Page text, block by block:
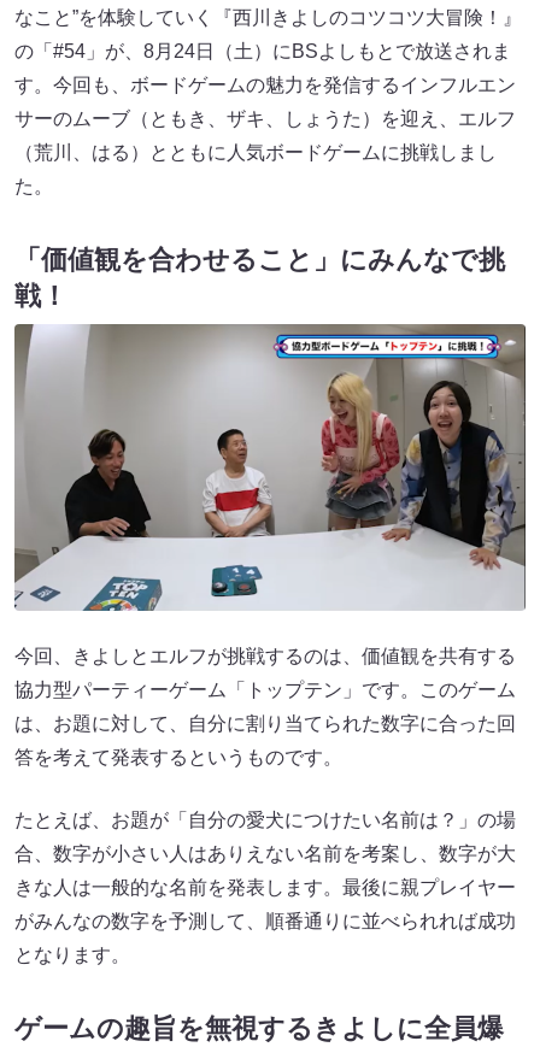
なこと”を体験していく『西川きよしのコツコツ大冒険！』
の「#54」が、8月24日（土）にBSよしもとで放送されま
す。今回も、ボードゲームの魅力を発信するインフルエン
サーのムーブ（ともき、ザキ、しょうた）を迎え、エルフ
（荒川、はる）とともに人気ボードゲームに挑戦しまし
た。
「価値観を合わせること」にみんなで挑
戦！
今回、きよしとエルフが挑戦するのは、価値観を共有する
協力型パーティーゲーム「トップテン」です。このゲーム
は、お題に対して、自分に割り当てられた数字に合った回
答を考えて発表するというものです。
たとえば、お題が「自分の愛犬につけたい名前は？」の場
合、数字が小さい人はありえない名前を考案し、数字が大
きな人は一般的な名前を発表します。最後に親プレイヤー
がみんなの数字を予測して、順番通りに並べられれば成功
となります。
ゲームの趣旨を無視するきよしに全員爆